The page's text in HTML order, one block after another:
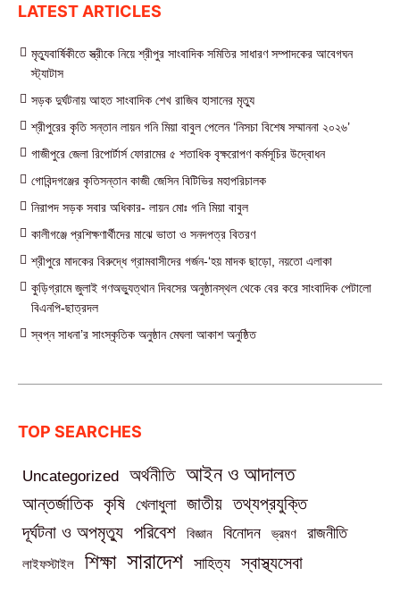
LATEST ARTICLES
মৃত্যুবার্ষিকীতে স্ত্রীকে নিয়ে শ্রীপুর সাংবাদিক সমিতির সাধারণ সম্পাদকের আবেগঘন
স্ট্যাটাস
সড়ক দুর্ঘটনায় আহত সাংবাদিক শেখ রাজিব হাসানের মৃত্যু
শ্রীপুরের কৃতি সন্তান লায়ন গনি মিয়া বাবুল পেলেন ‘নিসচা বিশেষ সম্মাননা ২০২৬’
গাজীপুরে জেলা রিপোর্টার্স ফোরামের ৫ শতাধিক বৃক্ষরোপণ কর্মসূচির উদ্বোধন
গোবিন্দগঞ্জের কৃতিসন্তান কাজী জেসিন বিটিভির মহাপরিচালক
নিরাপদ সড়ক সবার অধিকার- লায়ন মোঃ গনি মিয়া বাবুল
কালীগঞ্জে প্রশিক্ষণার্থীদের মাঝে ভাতা ও সনদপত্র বিতরণ
শ্রীপুরে মাদকের বিরুদ্ধে গ্রামবাসীদের গর্জন-‘হয় মাদক ছাড়ো, নয়তো এলাকা
কুড়িগ্রামে জুলাই গণঅভ্যুত্থান দিবসের অনুষ্ঠানস্থল থেকে বের করে সাংবাদিক পেটালো
বিএনপি-ছাত্রদল
স্বপ্ন সাধনা’র সাংস্কৃতিক অনুষ্ঠান মেঘলা আকাশ অনুষ্ঠিত
TOP SEARCHES
Uncategorized অর্থনীতি আইন ও আদালত
আন্তর্জাতিক কৃষি খেলাধুলা জাতীয় তথ্যপ্রযুক্তি
দূর্ঘটনা ও অপমৃত্যু পরিবেশ বিজ্ঞান বিনোদন ভ্রমণ রাজনীতি
লাইফস্টাইল শিক্ষা সারাদেশ সাহিত্য স্বাস্থ্যসেবা